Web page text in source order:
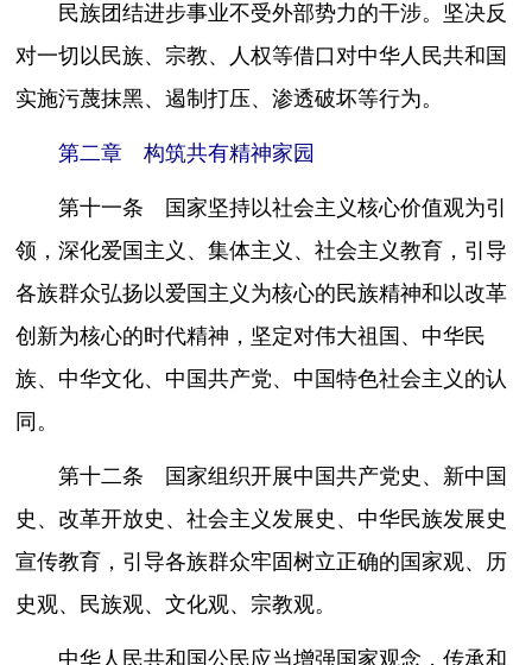
民族团结进步事业不受外部势力的干涉。坚决反
对一切以民族、宗教、人权等借口对中华人民共和国
实施污蔑抹黑、遏制打压、渗透破坏等行为。
第二章 构筑共有精神家园
第十一条 国家坚持以社会主义核心价值观为引
领，深化爱国主义、集体主义、社会主义教育，引导
各族群众弘扬以爱国主义为核心的民族精神和以改革
创新为核心的时代精神，坚定对伟大祖国、中华民
族、中华文化、中国共产党、中国特色社会主义的认
同。
第十二条 国家组织开展中国共产党史、新中国
史、改革开放史、社会主义发展史、中华民族发展史
宣传教育，引导各族群众牢固树立正确的国家观、历
史观、民族观、文化观、宗教观。
中华人民共和国公民应当增强国家观念，传承和